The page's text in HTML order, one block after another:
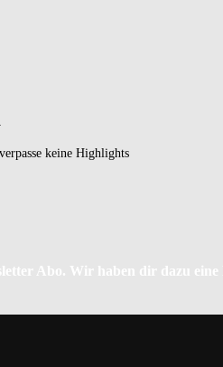
keine Highlights
Abo. Wir haben dir dazu eine